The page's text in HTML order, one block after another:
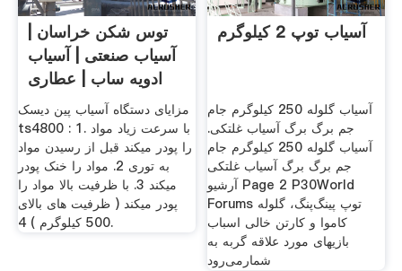
توس شکن خراسان |
آسیاب صنعتی | آسیاب
ادویه ساب | عطاری
مزایای دستگاه آسیاب پین دیسک
ts4800 : 1. با سرعت زیاد مواد
را پودر میکند قبل از رسیدن مواد
به توری 2. مواد را خنک پودر
میکند 3. با ظرفیت بالا مواد را
پودر میکند ( ظرفیت های بالای
500 کیلوگرم ) 4.
آسیاب توپ 2 کیلوگرم
آسیاب گلوله 250 کیلوگرم جام
جم برگ برگ آسیاب غلتکی.
آسیاب گلوله 250 کیلوگرم جام
جم برگ برگ آسیاب غلتکی
آرشيو Page 2 P30World
Forums توپ‌ پینگ‌پنگ‌، گلوله‌
کاموا و کارتن‌ خالی‌ اسباب‌
بازیهای‌ مورد علاقه‌ گربه‌ به‌
شمارمی‌رود